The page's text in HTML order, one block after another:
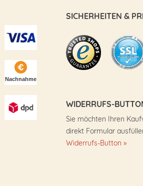
SICHERHEITEN &
WIDERRUFS-
Sie möchten Ihren
direkt Formular
Widerrufs-Button »